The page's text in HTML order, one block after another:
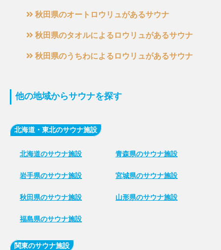
秋田県のオートロウリュがあるサウナ
秋田県のタオルによるロウリュがあるサウナ
秋田県のうちわによるロウリュがあるサウナ
他の地域からサウナを探す
北海道・東北のサウナ施設
北海道のサウナ施設 青森県のサウナ施設
岩手県のサウナ施設 宮城県のサウナ施設
秋田県のサウナ施設 山形県のサウナ施設
福島県のサウナ施設
関東のサウナ施設